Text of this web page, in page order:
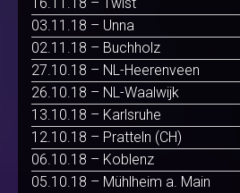
03.11.18 – Unna
02.11.18 – Buchholz
27.10.18 – NL-Heerenveen
26.10.18 – NL-Waalwijk
13.10.18 – Karlsruhe
12.10.18 – Pratteln (CH)
06.10.18 – Koblenz
05.10.18 – Mühlheim a. Main